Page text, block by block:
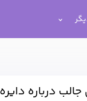
درباره